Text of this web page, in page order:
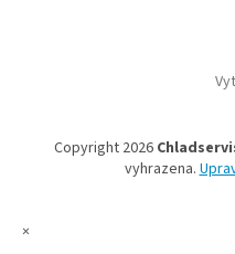
Copyright 2026
vyhrazena.
×